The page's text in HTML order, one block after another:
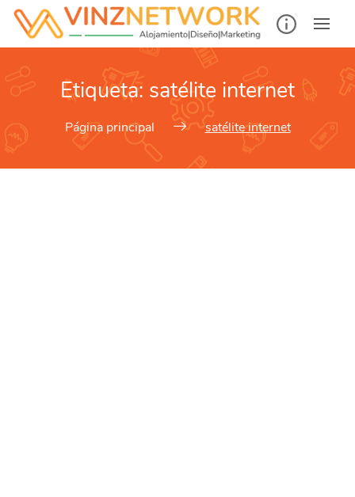
Etiqueta: satélite internet
Página principal satélite internet